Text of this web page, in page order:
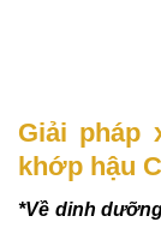
Giải pháp
khớp hậu
*Về dinh